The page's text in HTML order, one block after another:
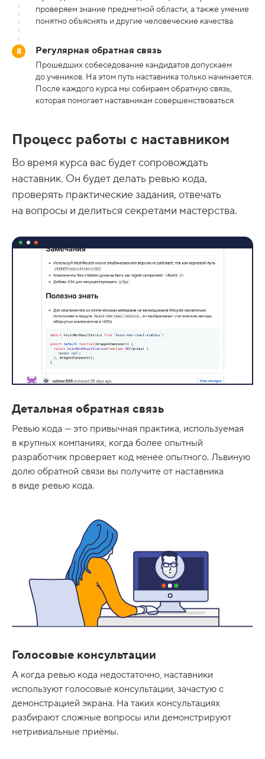
проверяем знание предметной области, а также умение
понятно объяснять и другие человеческие качества.
Регулярная обратная связь
Прошедших собеседование кандидатов допускаем
до учеников. На этом путь наставника только начинается.
После каждого курса мы собираем обратную связь,
которая помогает наставникам совершенствоваться.
Процесс работы с наставником
Во время курса вас будет сопровождать
наставник. Он будет делать ревью кода,
проверять практические задания, отвечать
на вопросы и делиться секретами мастерства.
Детальная обратная связь
Ревью кода — это привычная практика, используемая
в крупных компаниях, когда более опытный
разработчик проверяет код менее опытного. Львиную
долю обратной связи вы получите от наставника
в виде ревью кода.
Голосовые консультации
А когда ревью кода недостаточно, наставники
используют голосовые консультации, зачастую с
демонстрацией экрана. На таких консультациях
разбирают сложные вопросы или демонстрируют
нетривиальные приёмы.